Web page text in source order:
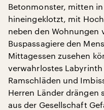
Betonmonster, mitten
hineingeklotzt, mit
neben den Wohnungen
Buspassagiere den
Mittagessen zusehen
verwahrlostes
Ramschläden und
Herren Länder drängen
aus der Gesellschaft